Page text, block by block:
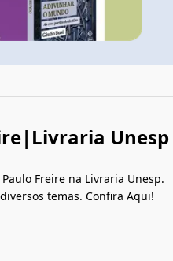
Unesp
Freire na Livraria Unesp.
temas. Confira Aqui!